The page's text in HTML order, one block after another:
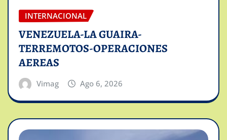
INTERNACIONAL
VENEZUELA-LA GUAIRA-
TERREMOTOS-OPERACIONES
AEREAS
Vimag Ago 6, 2026